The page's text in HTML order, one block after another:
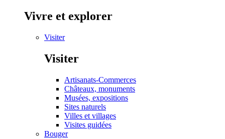
Vivre et explorer
Visiter
Visiter
Artisanats-Commerces
Châteaux, monuments
Musées, expositions
Sites naturels
Villes et villages
Visites guidées
Bouger